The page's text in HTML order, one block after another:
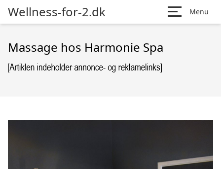
Wellness-for-2.dk Menu
Massage hos Harmonie Spa